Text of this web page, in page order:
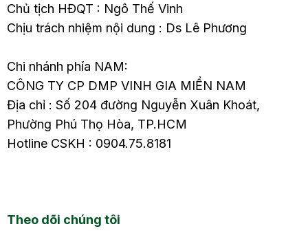
Chủ tịch HĐQT : Ngô Thế Vinh
Chịu trách nhiệm nội dung : Ds Lê Phương
Chi nhánh phía NAM:
CÔNG TY CP DMP VINH GIA MIỀN NAM
Địa chỉ : Số 204 đường Nguyễn Xuân Khoát,
Phường Phú Thọ Hòa, TP.HCM
Hotline CSKH : 0904.75.8181
Theo dõi chúng tôi